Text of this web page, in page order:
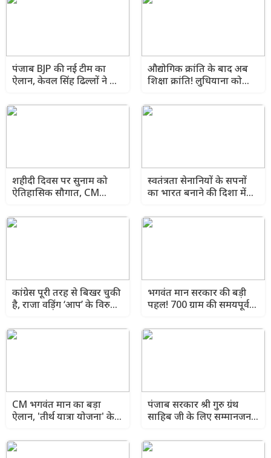
पंजाब BJP की नई टीम का
ऐलान, केवल सिंह ढिल्लों ने कई
औद्योगिक क्रांति के बाद अब
शिक्षा क्रांति! लुधियाना को
ऐलान
शहीदी दिवस पर सुनाम को
ऐतिहासिक सौगात, CM
ज्यादा के विकास कार्यों का
किया उद्घाटन
स्वतंत्रता सेनानियों के सपनों
का भारत बनाने की दिशा में
का संदेश
कांग्रेस पूरी तरह से बिखर चुकी
है, राजा वड़िंग ‘आप’ के विरुद्ध
अपना घर संभालें: बलतेज पन्नू
भगवंत मान सरकार की बड़ी
पहल! 700 ग्राम की समयपूर्व
कैशलेस इलाज
CM भगवंत मान का बड़ा
ऐलान, 'तीर्थ यात्रा योजना' के
पंजाब सरकार
पंजाब सरकार श्री गुरु ग्रंथ
साहिब जी के लिए सम्मानजनक
लिए एक्ट संशोधन करेगी